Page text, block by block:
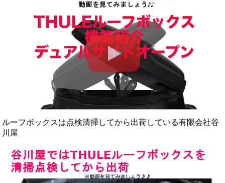
ルーフボックスは点検清掃してから出荷している有限会社谷
川屋